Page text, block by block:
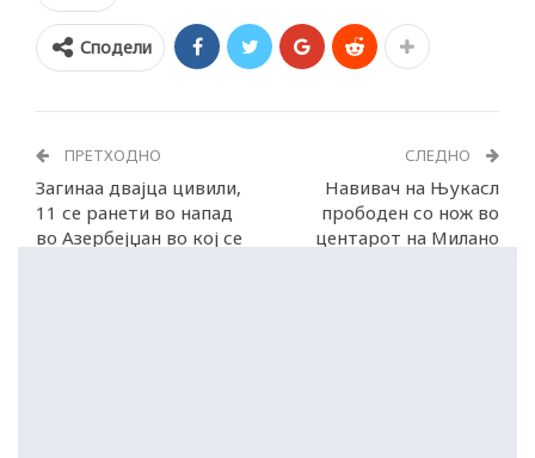
Сподели
ПРЕТХОДНО
Загинаа двајца цивили,
11 се ранети во напад
во Азербејџан во кој се
СЛЕДНО
Навивач на Њукасл
прободен со нож во
центарот на Милано